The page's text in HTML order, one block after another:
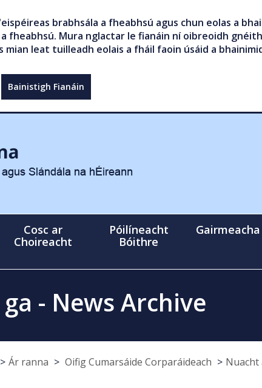
brabhsála a fheabhsú agus chun eolas a
fheabhsú. Mura nglactar le fianáin ní oibreoidh
mian leat tuilleadh eolais a fháil faoin úsáid a
Bainistigh Fianáin
Cosc ar
Choireacht
Póilíneacht
Bóithre
Gairmeacha
ga - News Archive
Ár ranna Oifig Cumarsáide Corparáideach Nuacht